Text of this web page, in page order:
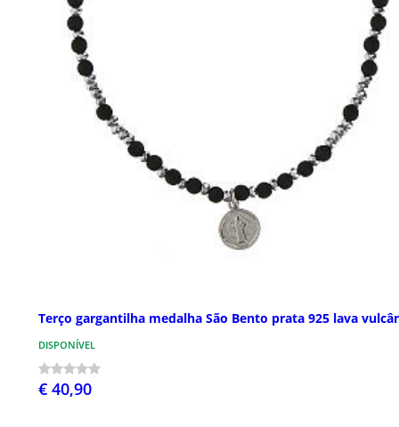
Terço gargantilha medalha São Bento prata 925 lava
DISPONÍVEL
€ 40,90